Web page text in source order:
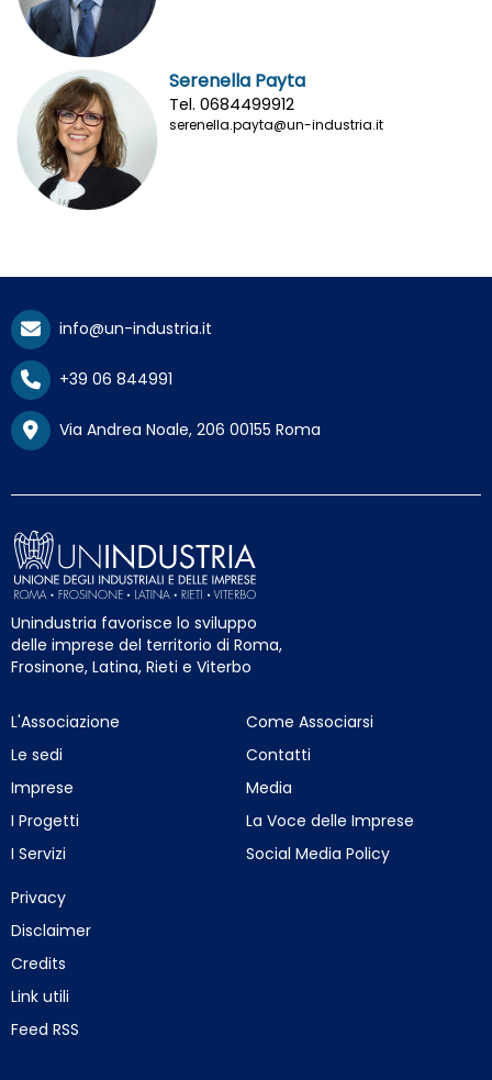
Serenella Payta
Tel. 0684499912
serenella.payta@un-industria.it
info@un-industria.it
+39 06 844991
Via Andrea Noale, 206 00155 Roma
Unindustria favorisce lo sviluppo
delle imprese del territorio di Roma,
Frosinone, Latina, Rieti e Viterbo
L'Associazione
Le sedi
Imprese
I Progetti
I Servizi
Come Associarsi
Contatti
Media
La Voce delle Imprese
Social Media Policy
Privacy
Disclaimer
Credits
Link utili
Feed RSS